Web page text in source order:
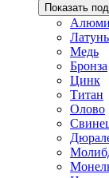
Показать
Латунь
Медь
Бронза
Цинк
Титан
Олово